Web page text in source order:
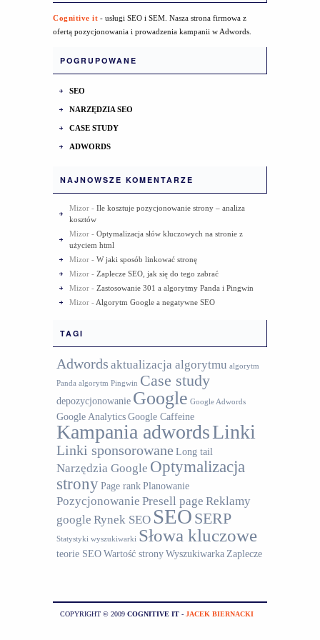
Cognitive it - usługi SEO i SEM. Nasza strona firmowa z
ofertą pozycjonowania i prowadzenia kampanii w Adwords.
POGRUPOWANE
SEO
NARZĘDZIA SEO
CASE STUDY
ADWORDS
NAJNOWSZE KOMENTARZE
Mizor - Ile kosztuje pozycjonowanie strony – analiza
kosztów
Mizor - Optymalizacja słów kluczowych na stronie z
użyciem html
Mizor - W jaki sposób linkować stronę
Mizor - Zaplecze SEO, jak się do tego zabrać
Mizor - Zastosowanie 301 a algorytmy Panda i Pingwin
Mizor - Algorytm Google a negatywne SEO
TAGI
Adwords aktualizacja algorytmu algorytm
Panda algorytm Pingwin Case study
depozycjonowanie Google Google Adwords
Google AnalyticsGoogle Caffeine
Kampania adwordsLinki
Linki sponsorowane Long tail
Narzędzia Google Optymalizacja
stronyPage rankPlanowanie
Pozycjonowanie Presell page Reklamy
google Rynek SEO SEO SERP
Statystyki wyszukiwarki Słowa kluczowe
teorie SEOWartość stronyWyszukiwarka Zaplecze
COPYRIGHT © 2009 COGNITIVE IT - JACEK BIERNACKI